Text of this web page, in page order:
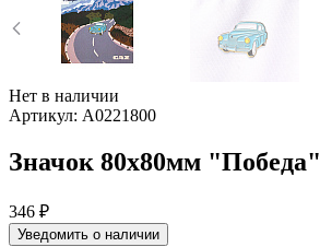
Нет в наличии
Артикул: A0221800
Значок 80х80мм "Победа"
346 ₽
Уведомить о наличии